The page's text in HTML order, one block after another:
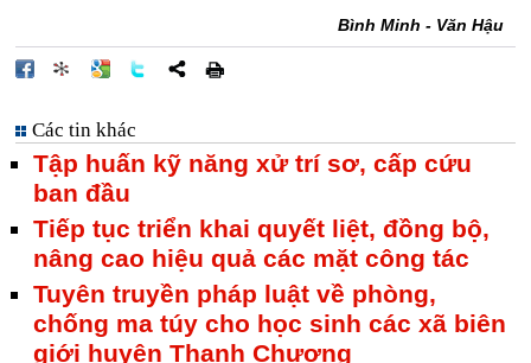
Bình Minh - Văn Hậu
Các tin khác
Tập huấn kỹ năng xử trí sơ, cấp cứu
ban đầu
Tiếp tục triển khai quyết liệt, đồng bộ,
nâng cao hiệu quả các mặt công tác
Tuyên truyền pháp luật về phòng,
chống ma túy cho học sinh các xã biên
giới huyện Thanh Chương